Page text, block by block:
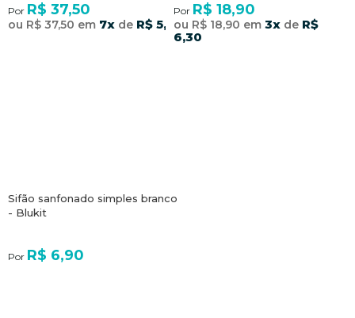
Por R$ 37,50
ou R$ 37,50 em 7xde R$ 5,35
Por R$ 18,90
ou R$ 18,90 em 3xde R$
6,30
Sifão sanfonado simples branco
- Blukit
Por R$ 6,90